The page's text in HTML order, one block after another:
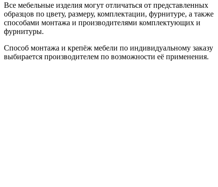
Все мебельные изделия могут отличаться от представленных
образцов по цвету, размеру, комплектации, фурнитуре, а также
способами монтажа и производителями комплектующих и
фурнитуры.
Способ монтажа и крепёж мебели по индивидуальному заказу
выбирается производителем по возможности её применения.